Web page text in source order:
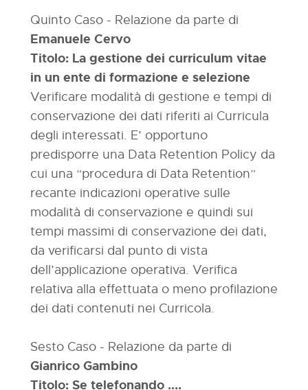
Quinto Caso - Relazione da parte di
Emanuele Cervo
Titolo: La gestione dei curriculum vitae
in un ente di formazione e selezione
Verificare modalità di gestione e tempi di
conservazione dei dati riferiti ai Curricula
degli interessati. E’ opportuno
predisporre una Data Retention Policy da
cui una “procedura di Data Retention”
recante indicazioni operative sulle
modalità di conservazione e quindi sui
tempi massimi di conservazione dei dati,
da verificarsi dal punto di vista
dell’applicazione operativa. Verifica
relativa alla effettuata o meno profilazione
dei dati contenuti nei Curricola.
Sesto Caso - Relazione da parte di
Gianrico Gambino
Titolo: Se telefonando ....